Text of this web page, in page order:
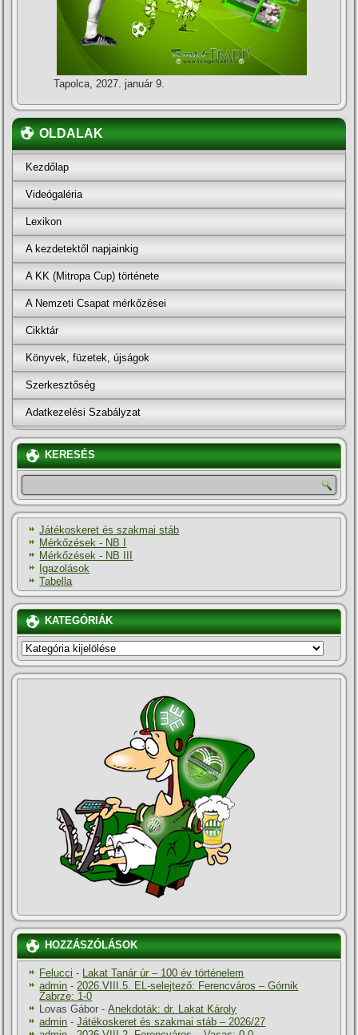
Tapolca, 2027. január 9.
OLDALAK
Kezdőlap
Videógaléria
Lexikon
A kezdetektől napjainkig
A KK (Mitropa Cup) története
A Nemzeti Csapat mérkőzései
Cikktár
Könyvek, füzetek, újságok
Szerkesztőség
Adatkezelési Szabályzat
KERESÉS
Játékoskeret és szakmai stáb
Mérkőzések - NB I
Mérkőzések - NB III
Igazolások
Tabella
KATEGÓRIÁK
KATEGÓRIÁK
HOZZÁSZÓLÁSOK
Felucci -
Lakat Tanár úr – 100 év történelem
admin - 2026.VIII.5. EL-selejtező: Ferencváros – Górnik
Zabrze: 1-0
Lovas Gábor -Anekdoták: dr. Lakat Károly
admin -Játékoskeret és szakmai stáb – 2026/27